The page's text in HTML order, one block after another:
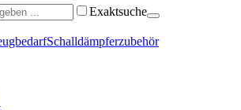
Exaktsuche
Schalldämpferzubehör